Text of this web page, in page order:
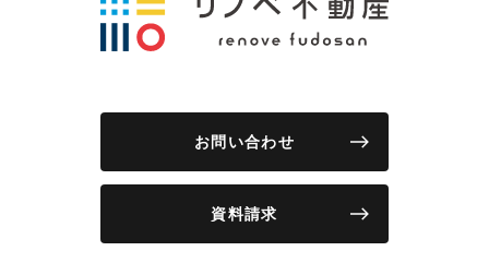
お問い合わせ
資料請求